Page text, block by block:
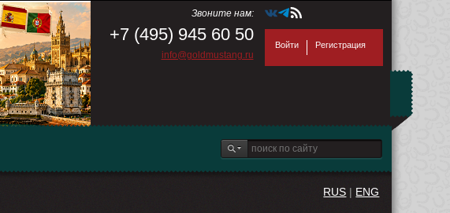
Звоните нам:
+7 (495) 945 60 50
info@goldmustang.ru
Войти Регистрация
RUS | ENG